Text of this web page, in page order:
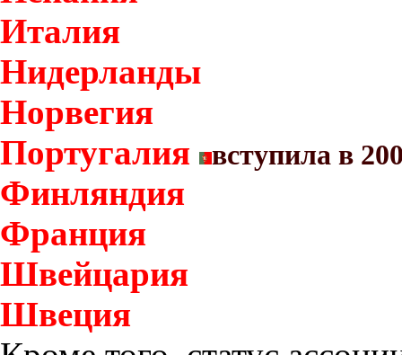
Италия
Нидерланды
Норвегия
Португалия
вступила в
Финляндия
Франция
Швейцария
Швеция